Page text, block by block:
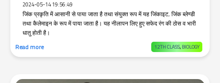
2024-05-14 19:56:49
जिंक प्रकृति में आसानी से पाया जाता है तथा संयुक्त रूप में यह जिंकाइट, जिंक ब्लेण्डी
तथा कैलेमाइन के रूप में पाया जाता है। यह नीलापन लिए हुए सफेद रंग की ठोस व भारी
धातु होती है।
Read more
12TH CLASS, BIOLOGY